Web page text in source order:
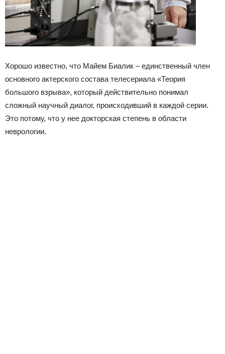
Хорошо известно, что Майем Биалик – единственный член
основного актерского состава телесериала «Теория
большого взрыва», который действительно понимал
сложный научный диалог, происходивший в каждой серии.
Это потому, что у нее докторская степень в области
неврологии.